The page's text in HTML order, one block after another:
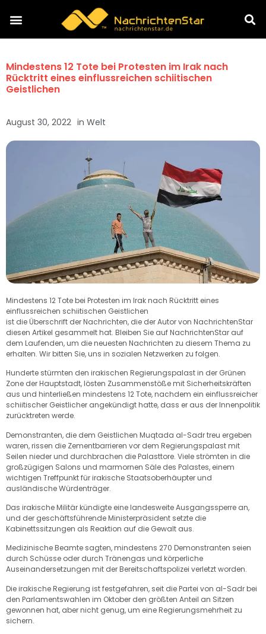
Mindestens 12 Tote bei Protesten im Irak nach
Rücktritt eines einflussreichen schiitischen
Geistlichen
August 30, 2022 in Welt
Mindestens 12 Tote bei Protesten im Irak nach Rücktritt eines
einflussreichen schiitischen Geistlichen
ist die Überschrift der Nachrichten, die der Autor von NachrichtenStar
diesen Artikel gesammelt hat. Bleiben Sie auf NachrichtenStar auf
dem Laufenden, um die neuesten Nachrichten zu diesem Thema zu
erhalten. Wir bitten Sie, uns in sozialen Netzwerken zu folgen.
Hunderte stürmten den irakischen Regierungspalast in der Grünen
Zone der Hauptstadt, lösten Zusammenstöße mit Sicherheitskräften
aus und hinterließen mindestens 12 Tote, nachdem ein einflussreicher
schiitischer Geistlicher angekündigt hatte, dass er aus der Innenpolitik
zurücktreten werde.
Demonstranten, die dem Geistlichen Muqtada al-Sadr treu ergeben
waren, rissen die Zementbarrieren vor dem Regierungspalast mit
Seilen nieder und durchbrachen die Palasttore. Viele strömten in die
großzügigen Salons und marmornen Säle des Palastes, einem
wichtigen Treffpunkt für irakische Staatsoberhäupter und
ausländische Würdenträger.
Das irakische Militär kündigte eine landesweite Ausgangssperre an,
und der geschäftsführende Ministerpräsident setzte die
Kabinettssitzungen als Reaktion auf die Gewalt aus.
Medizinische Beamte sagten, mindestens 270 Demonstranten seien
durch Schüsse oder durch Tränengas und körperliche
Auseinandersetzungen mit der Bereitschaftspolizei verletzt worden.
Die irakische Regierung ist festgefahren, seit die Partei von al-Sadr bei
den Parlamentswahlen im Oktober den größten Anteil an Sitzen
gewonnen hat, aber nicht genug, um eine Regierungsmehrheit zu
sichern.